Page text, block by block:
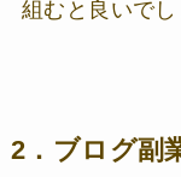
組むと良いでし
2．ブログ副